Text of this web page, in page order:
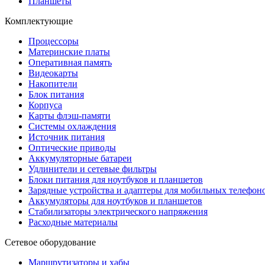
Комплектующие
Процессоры
Материнские платы
Оперативная память
Видеокарты
Накопители
Блок питания
Корпуса
Карты флэш-памяти
Системы охлаждения
Источник питания
Оптические приводы
Аккумуляторные батареи
Удлинители и сетевые фильтры
Блоки питания для ноутбуков и планшетов
Зарядные устройства и адаптеры для мобильных
Аккумуляторы для ноутбуков и планшетов
Стабилизаторы электрического напряжения
Расходные материалы
Сетевое оборудование
Маршрутизаторы и хабы